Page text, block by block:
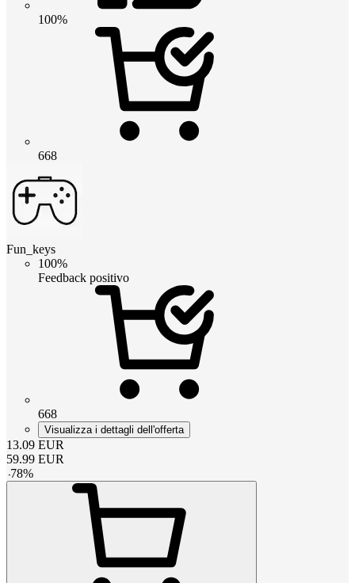
100%
668
Fun_keys
100%
Feedback positivo
668
Visualizza i dettagli dell'offerta
13.09 EUR
59.99 EUR
-78%